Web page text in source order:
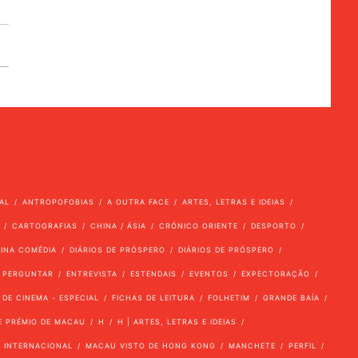
ANTROPOFOBIAS A OUTRA FACE ARTES, LETRAS E IDEIAS
CARTOGRAFIAS CHINA / ÁSIA CRÓNICO ORIENTE DESPORTO
COMÉDIA DIÁRIOS DE PRÓSPERO DIÁRIOS DE PRÓSPERO
ENTREVISTA ESTENDAIS EVENTOS EXPECTORAÇÃO
CINEMA - ESPECIAL FICHAS DE LEITURA FOLHETIM GRANDE BAÍA
PRÉMIO DE MACAU H H | ARTES, LETRAS E IDEIAS
INTERNACIONAL MACAU VISTO DE HONG KONG MANCHETE PERFIL